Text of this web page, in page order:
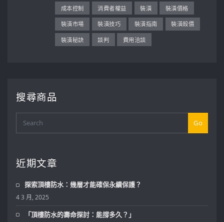
成本控制 消費者權益 裝潢 裝潢價格
裝潢市場 裝潢技巧 裝潢指南 裝潢殺價
裝潢秘訣 談判 費用洽談
搜尋商品
Go
近期文章
探索頂樓防水：幾層才能確保永續保護？
4 3 月, 2025
「頂樓防水的壽命探討：能撐多久？」